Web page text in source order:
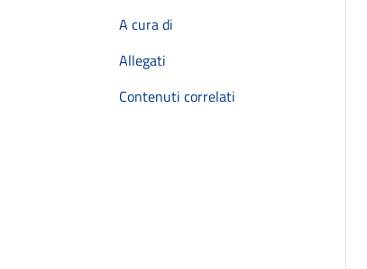
A cura di
Allegati
Contenuti correlati